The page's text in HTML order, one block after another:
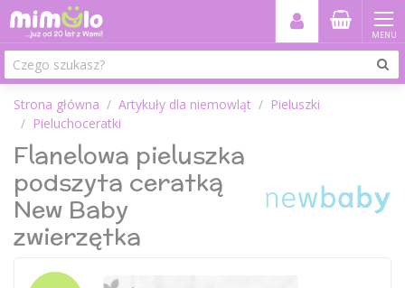
MENU
Strona główna Artykuły dla niemowląt
Pieluszki
Pieluchoceratki
Flanelowa pieluszka
podszyta ceratką
New Baby
zwierzętka